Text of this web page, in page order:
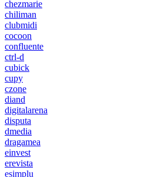
chezmarie
chiliman
clubmidi
cocoon
confluente
ctrl-d
cubick
cupy
czone
diand
digitalarena
disputa
dmedia
dragamea
einvest
erevista
esimplu